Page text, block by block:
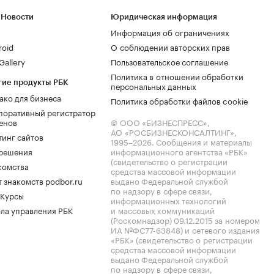
продукты РБК
для бизнеса
регистратор
сайтов
знакомств podbor.ru
управления РБК
Юридическая информация
Информация об ограничениях
О соблюдении авторских прав
Пользовательское соглашение
Политика в отношении обработки
персональных данных
Политика обработки файлов cookie
© ООО «БИЗНЕСПРЕСС»,
АО «РОСБИЗНЕСКОНСАЛТИНГ»,
1995–2026. Сообщения и материалы
информационного агентства «РБК»
(свидетельство о регистрации
средства массовой информации
выдано Федеральной службой
по надзору в сфере связи,
информационных технологий
и массовых коммуникаций
(Роскомнадзор) 09.12.2015 за номером
ИА №ФС77-63848) и сетевого издания
«РБК» (свидетельство о регистрации
средства массовой информации
выдано Федеральной службой
по надзору в сфере связи,